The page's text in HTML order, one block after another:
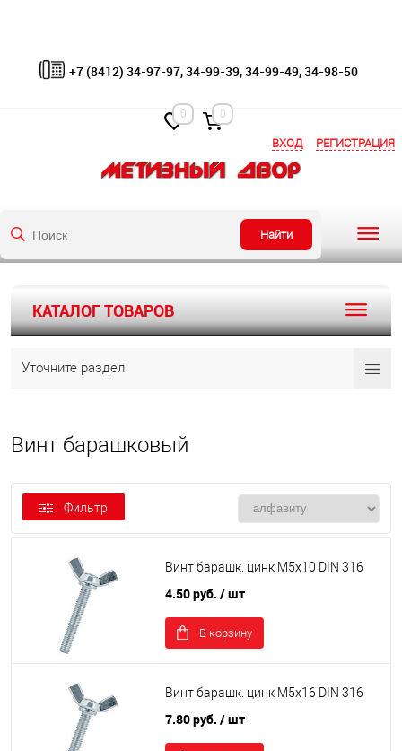
ВХОД РЕГИСТРАЦИЯ
Найти
+7 (8412) 34-97-97, 34-99-39, 34-99-49, 34-98-50
0 0
КАТАЛОГ ТОВАРОВ
Уточните раздел
Винт барашковый
Фильтр
Винт барашк. цинк М5х10 DIN 316
4.50 руб. / шт
В корзину
Винт барашк. цинк М5х16 DIN 316
7.80 руб. / шт